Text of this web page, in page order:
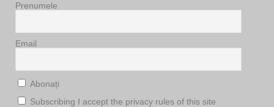
Prenumele
Email
Abonați
Subscribing I accept the privacy rules of this site